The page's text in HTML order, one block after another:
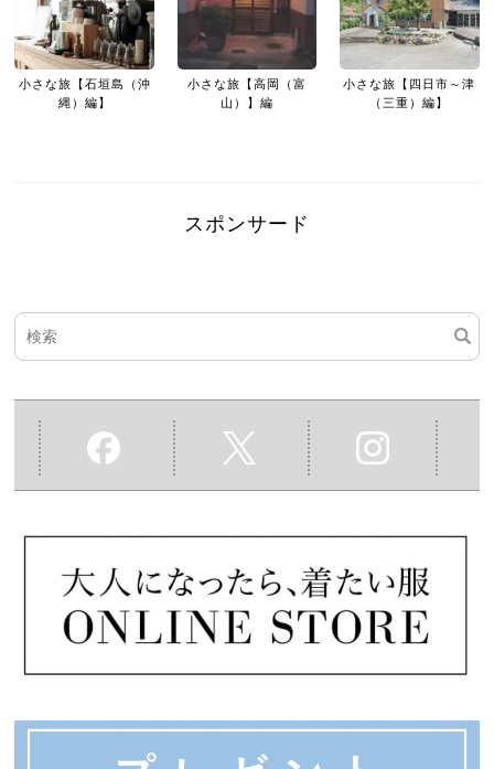
小さな旅【石垣島（沖
縄）編】
小さな旅【高岡（富
山）】編
小さな旅【四日市～津
（三重）編】
スポンサード